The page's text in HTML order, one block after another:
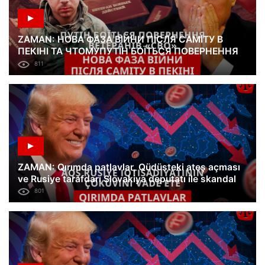
ZAMAN: НОВА ФАЗА ВІЙНИ ПІСЛЯ САМІТУ В
ПЕКІНІ ТА ЧТОМУПУТІН БОЇТЬСЯ ПОВЕРНЕННЯ
ВЕТЕРАНІВ «СВО»
811
ZAMAN: Qırımda patlavlar, Qüdüsteki ateş açması
ve Rusiye tarafdarı Slovakiya deputatı ile skandal
801